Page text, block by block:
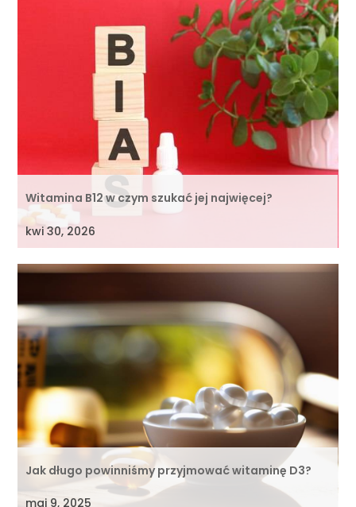
Witamina B12 w czym szukać jej najwięcej?
kwi 30, 2026
Jak długo powinniśmy przyjmować witaminę D3?
maj 9, 2025